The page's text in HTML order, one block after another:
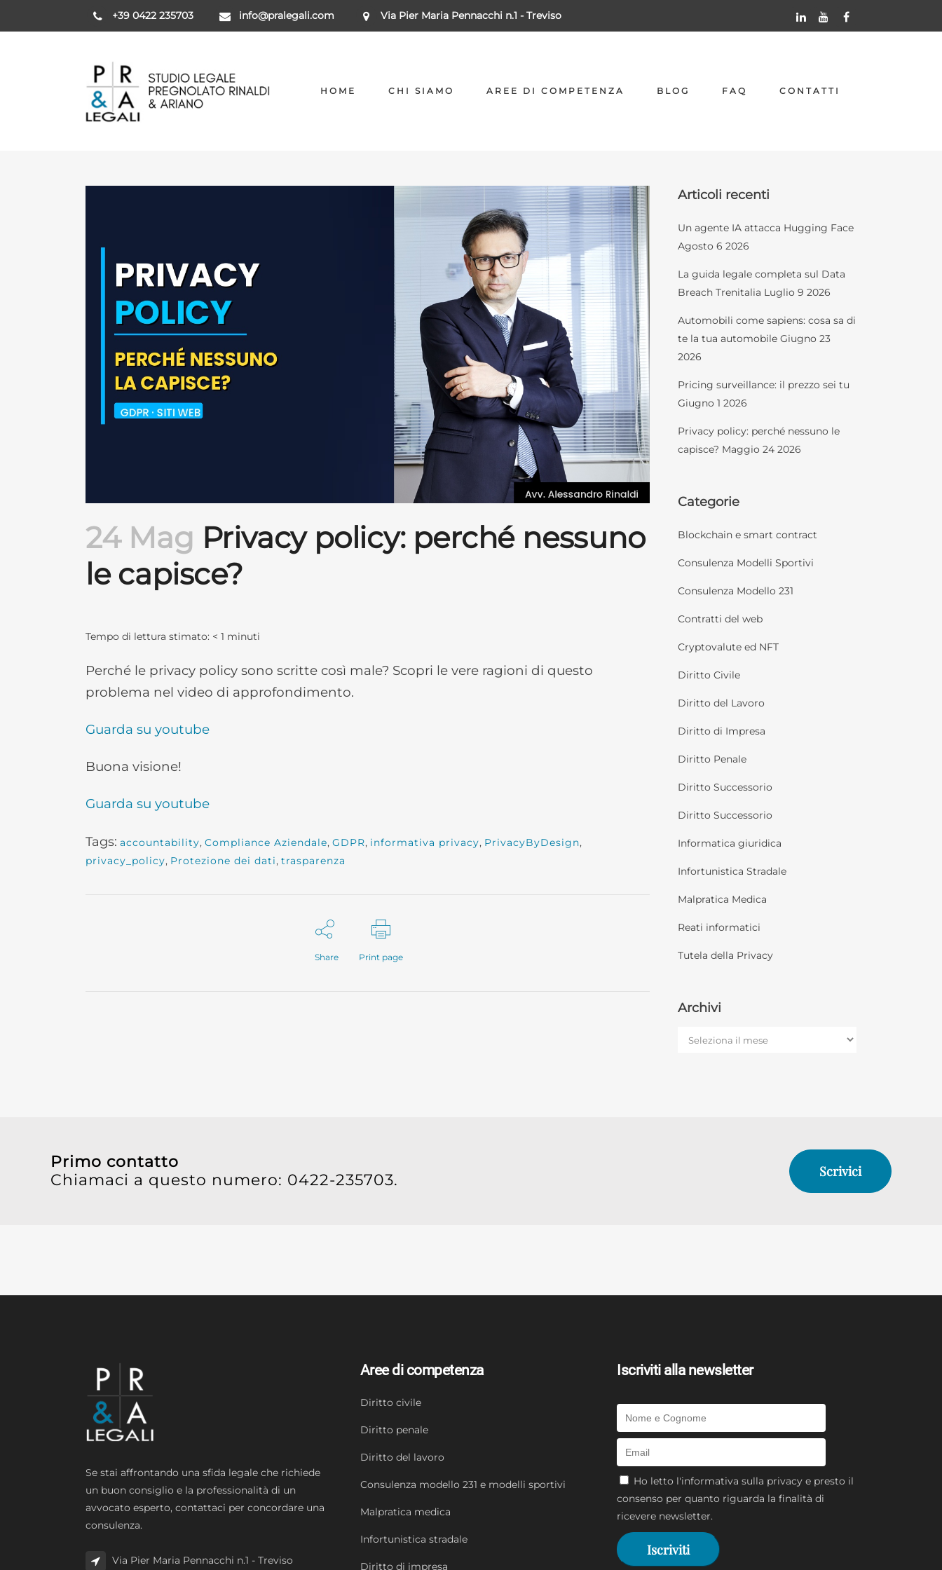
+39 0422 235703 info@pralegali.com Via Pier Maria Pennacchi n.1 - Treviso
HOME CHI SIAMO AREE DI COMPETENZA BLOG FAQ CONTATTI
24 Mag Privacy policy: perché nessuno
le capisce?
Tempo di lettura stimato: < 1 minuti
Perché le privacy policy sono scritte così male? Scopri le vere ragioni di questo
problema nel video di approfondimento.
Guarda su youtube
Buona visione!
Guarda su youtube
Tags: accountability, Compliance Aziendale, GDPR, informativa privacy, PrivacyByDesign,
privacy_policy, Protezione dei dati, trasparenza
Share Print page
Articoli recenti
Un agente IA attacca Hugging Face
Agosto 6 2026
La guida legale completa sul Data
Breach Trenitalia Luglio 9 2026
Automobili come sapiens: cosa sa di
te la tua automobile Giugno 23
2026
Pricing surveillance: il prezzo sei tu
Giugno 1 2026
Privacy policy: perché nessuno le
capisce? Maggio 24 2026
Categorie
Blockchain e smart contract
Consulenza Modelli Sportivi
Consulenza Modello 231
Contratti del web
Cryptovalute ed NFT
Diritto Civile
Diritto del Lavoro
Diritto di Impresa
Diritto Penale
Diritto Successorio
Diritto Successorio
Informatica giuridica
Infortunistica Stradale
Malpratica Medica
Reati informatici
Tutela della Privacy
Archivi
Archivi
Primo contatto
Chiamaci a questo numero: 0422-235703.
Scrivici
Se stai affrontando una sfida legale che richiede
un buon consiglio e la professionalità di un
avvocato esperto, contattaci per concordare una
consulenza.
Via Pier Maria Pennacchi n.1 - Treviso
Aree di competenza
Diritto civile
Diritto penale
Diritto del lavoro
Consulenza modello 231 e modelli sportivi
Malpratica medica
Infortunistica stradale
Diritto di impresa
Iscriviti alla newsletter
Ho letto l'informativa sulla privacy e presto il
consenso per quanto riguarda la finalità di
ricevere newsletter.